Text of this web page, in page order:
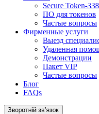
Secure Token-
ПО для токенов
Частые вопросы
Фирменные услуги
Выезд
Удаленная
Демонстрации
Пакет VIP
Частые вопросы
Блог
FAQs
Зворотній звʼязок